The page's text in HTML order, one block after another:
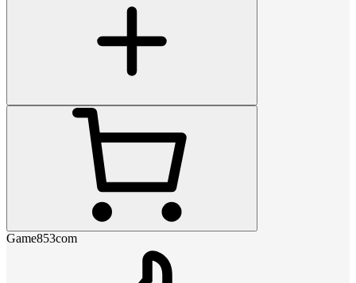
Game853com